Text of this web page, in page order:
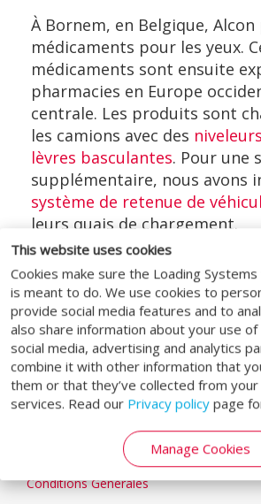
This website uses cookies
Cookies make sure the Loading
is meant to do. We use cookies to
provide social media features and to
also share information about your use
social media, advertising and analytics
combine it with other information that
them or that they’ve collected from
services. Read our Privacy policy page
Manage Cookies
À Bornem, en Belgique,
médicaments pour les yeux.
médicaments sont ensuite
pharmacies en Europe
centrale. Les produits sont
les camions avec des
lèvres basculantes. Pour une
supplémentaire, nous avons
système de retenue de
leurs quais de chargement.
MÉDIAS SOCIAUX
Conditions Générales